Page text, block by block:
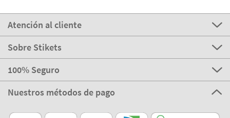
Atención al cliente
Sobre Stikets
100% Seguro
Nuestros métodos de pago